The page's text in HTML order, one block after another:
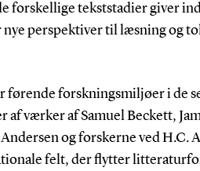
forskellige tekststadier giver
perspektiver til læsning og
førende forskningsmiljøer i de
af værker af Samuel Beckett,
og forskerne ved H.C.
felt, der flytter